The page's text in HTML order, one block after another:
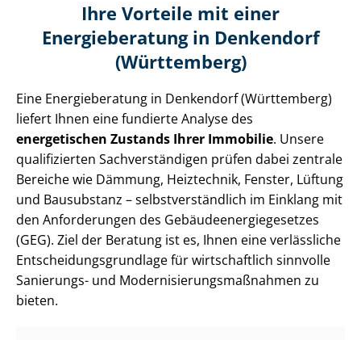
Ihre Vorteile mit einer
Energieberatung in Denkendorf
(Württemberg)
Eine Energieberatung in Denkendorf (Württemberg)
liefert Ihnen eine fundierte Analyse des
energetischen Zustands Ihrer Immobilie. Unsere
qualifizierten Sach­ver­stän­di­gen prüfen dabei zentrale
Bereiche wie Dämmung, Heiztechnik, Fenster, Lüftung
und Bausubstanz – selbst­ver­ständ­lich im Einklang mit
den Anforderungen des Ge­bäu­de­en­er­gie­ge­set­zes
(GEG). Ziel der Beratung ist es, Ihnen eine verlässliche
Ent­schei­dungs­grund­la­ge für wirtschaftlich sinnvolle
Sanierungs- und Mo­der­ni­sie­rungs­maß­nah­men zu
bieten.